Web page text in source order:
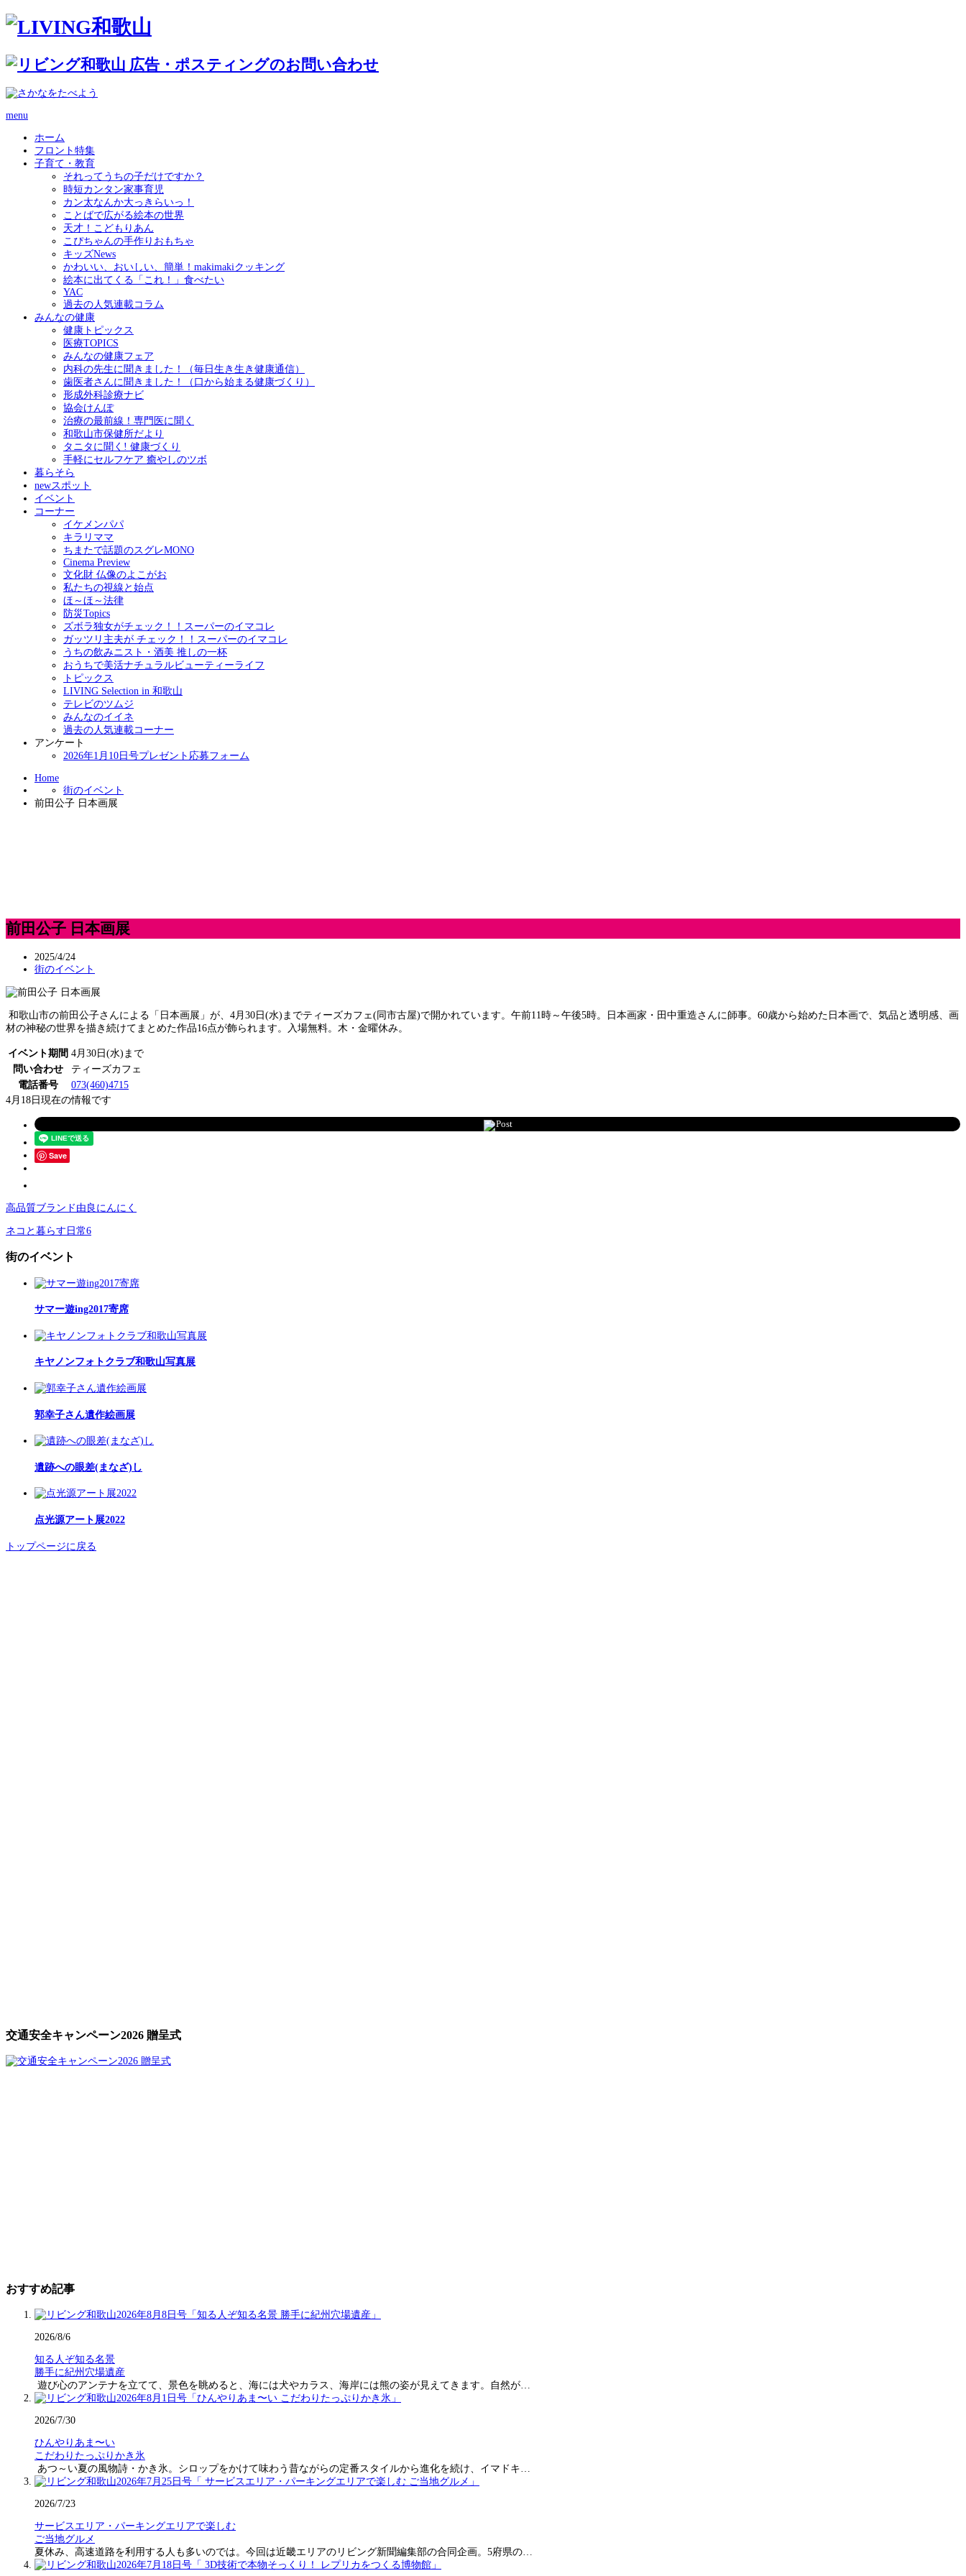
menu
ホーム
フロント特集
子育て・教育
それってうちの子だけですか？
時短カンタン家事育児
カン太なんか大っきらいっ！
ことばで広がる絵本の世界
天才！こどもりあん
こぴちゃんの手作りおもちゃ
キッズNews
かわいい、おいしい、簡単！makimakiクッキング
絵本に出てくる「これ！」食べたい
YAC
過去の人気連載コラム
みんなの健康
健康トピックス
医療TOPICS
みんなの健康フェア
内科の先生に聞きました！（毎日生き生き健康通信）
歯医者さんに聞きました！（口から始まる健康づくり）
形成外科診療ナビ
協会けんぽ
治療の最前線！専門医に聞く
和歌山市保健所だより
タニタに聞く! 健康づくり
手軽にセルフケア 癒やしのツボ
暮らそら
newスポット
イベント
コーナー
イケメンパパ
キラリママ
ちまたで話題のスグレMONO
Cinema Preview
文化財 仏像のよこがお
私たちの視線と始点
ほ～ほ～法律
防災Topics
ズボラ独女がチェック！！スーパーのイマコレ
ガッツリ主夫が チェック！！スーパーのイマコレ
うちの飲みニスト・酒美 推しの一杯
おうちで美活ナチュラルビューティーライフ
トピックス
LIVING Selection in 和歌山
テレビのツムジ
みんなのイイネ
過去の人気連載コーナー
アンケート
2026年1月10日号プレゼント応募フォーム
Home
街のイベント
前田公子 日本画展
前田公子 日本画展
2025/4/24
街のイベント
和歌山市の前田公子さんによる「日本画展」が、4月30日(水)までティーズカフェ(同市古屋)で開かれています。午前11時～午後5時。日本画家・田中重造さんに師事。60歳から始めた日本画で、気品と透明感、画
材の神秘の世界を描き続けてまとめた作品16点が飾られます。入場無料。木・金曜休み。
イベント期間 4月30日(水)まで
問い合わせ
ティーズカフェ
電話番号
073(460)4715
4月18日現在の情報です
Post
Save
高品質ブランド由良にんにく
ネコと暮らす日常6
街のイベント
サマー遊ing2017寄席
キヤノンフォトクラブ和歌山写真展
郭幸子さん遺作絵画展
遺跡への眼差(まなざ)し
点光源アート展2022
トップページに戻る
交通安全キャンペーン2026 贈呈式
おすすめ記事
2026/8/6
知る人ぞ知る名景
勝手に紀州穴場遺産
遊び心のアンテナを立てて、景色を眺めると、海には犬やカラス、海岸には熊の姿が見えてきます。自然が…
2026/7/30
ひんやりあま〜い
こだわりたっぷりかき氷
あつ～い夏の風物詩・かき氷。シロップをかけて味わう昔ながらの定番スタイルから進化を続け、イマドキ…
2026/7/23
サービスエリア・パーキングエリアで楽しむ
ご当地グルメ
夏休み、高速道路を利用する人も多いのでは。今回は近畿エリアのリビング新聞編集部の合同企画。5府県の…